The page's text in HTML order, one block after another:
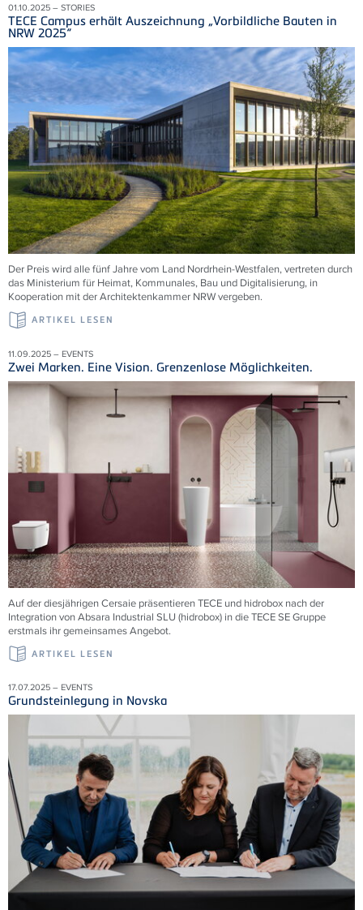
01.10.2025 – STORIES
TECE Campus erhält Auszeichnung „Vorbildliche Bauten in
NRW 2025“
Der Preis wird alle fünf Jahre vom Land Nordrhein-Westfalen, vertreten durch
das Ministerium für Heimat, Kommunales, Bau und Digitalisierung, in
Kooperation mit der Architektenkammer NRW vergeben.
ARTIKEL LESEN
11.09.2025 – EVENTS
Zwei Marken. Eine Vision. Grenzenlose Möglichkeiten.
Auf der diesjährigen Cersaie präsentieren TECE und hidrobox nach der
Integration von Absara Industrial SLU (hidrobox) in die TECE SE Gruppe
erstmals ihr gemeinsames Angebot.
ARTIKEL LESEN
17.07.2025 – EVENTS
Grundsteinlegung in Novska